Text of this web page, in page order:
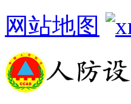
网站地图